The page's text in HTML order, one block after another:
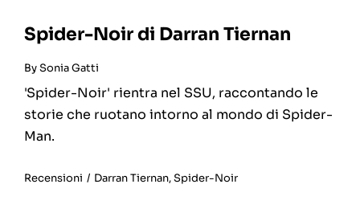
Spider-Noir di Darran Tiernan
BySonia Gatti
'Spider-Noir' rientra nel SSU, raccontando le
storie che ruotano intorno al mondo di Spider-
Man.
Recensioni / Darran Tiernan,Spider-Noir